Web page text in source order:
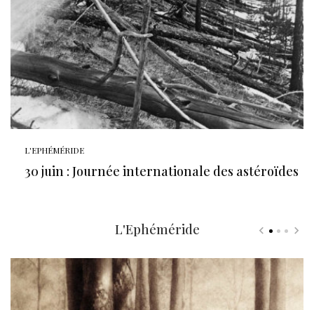
L'EPHÉMÉRIDE
30 juin : Journée internationale des astéroïdes
L'Ephéméride